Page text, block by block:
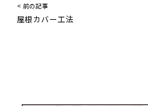
< 前の記事
屋根カバー工法